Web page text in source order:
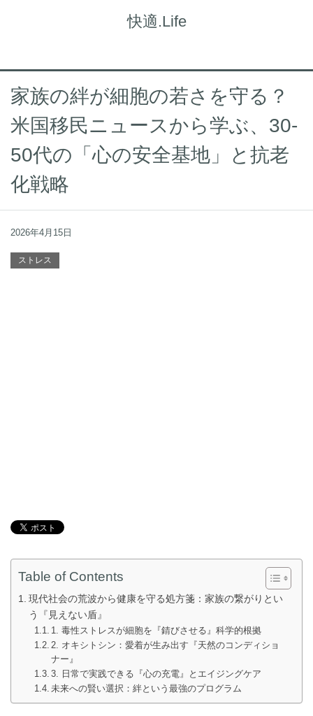
快適.Life
家族の絆が細胞の若さを守る？
米国移民ニュースから学ぶ、30-
50代の「心の安全基地」と抗老
化戦略
2026年4月15日
ストレス
Table of Contents
現代社会の荒波から健康を守る処方箋：家族の繋がりとい
う『見えない盾』
1. 毒性ストレスが細胞を『錆びさせる』科学的根拠
2. オキシトシン：愛着が生み出す『天然のコンディショ
ナー』
3. 日常で実践できる『心の充電』とエイジングケア
未来への賢い選択：絆という最強のプログラム